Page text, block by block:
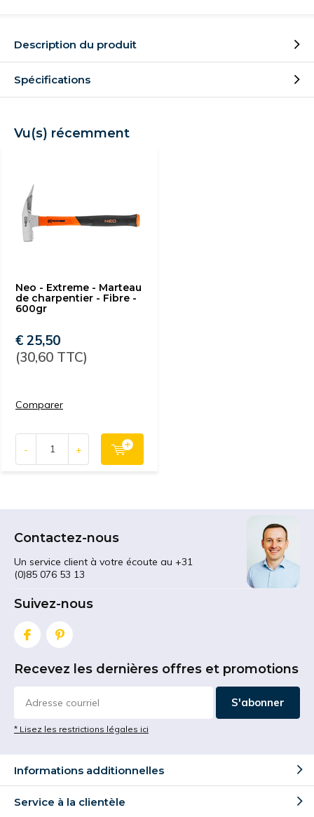
Description du produit
Spécifications
Vu(s) récemment
Neo - Extreme - Marteau
de charpentier - Fibre -
600gr
€ 25,50
(30,60 TTC)
Comparer
- +
Contactez-nous
Un service client à votre écoute au +31
(0)85 076 53 13
Suivez-nous
Recevez les dernières offres et promotions
S'abonner
* Lisez les restrictions légales ici
Informations additionnelles
Service à la clientèle